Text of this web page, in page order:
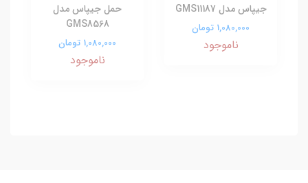
جیپاس مدل GMS11187
1,080,000 تومان
ناموجود
حمل جیپاس مدل
GMS8568
1,080,000 تومان
ناموجود